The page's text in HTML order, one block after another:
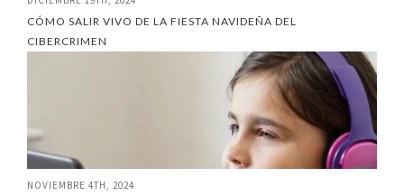
CÓMO SALIR VIVO DE LA FIESTA NAVIDEÑA DEL
CIBERCRIMEN
NOVIEMBRE 4TH, 2024